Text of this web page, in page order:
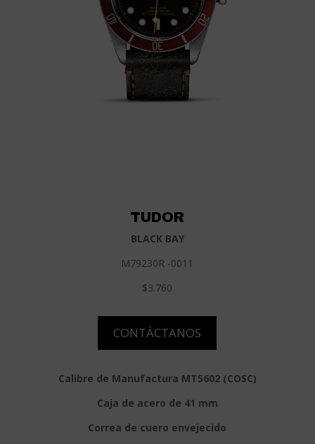
TUDOR
BLACK BAY
M79230R -0011
$3.760
CONTÁCTANOS
Calibre de Manufactura MT5602 (COSC)
Caja de acero de 41 mm
Correa de cuero envejecido